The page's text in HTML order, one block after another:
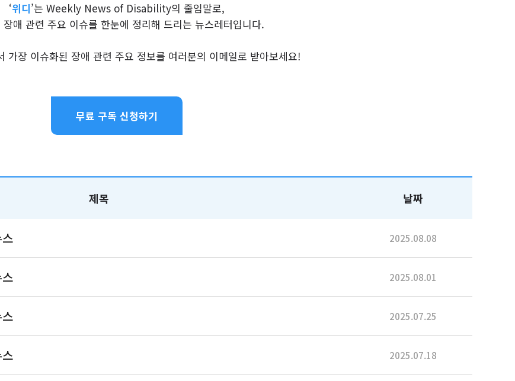
‘위디’는 Weekly News of Disability의 줄임말로,
애 관련 주요 이슈를 한눈에 정리해 드리는 뉴스레터입니다.
가장 이슈화된 장애 관련 주요 정보를 여러분의 이메일로 받아보세요!
무료 구독 신청하기
제목 날짜
2025.08.08
2025.08.01
2025.07.25
2025.07.18